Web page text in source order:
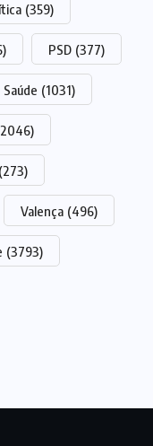
(359)
PSD (377)
Saúde (1031)
(273)
Valença (496)
(3793)